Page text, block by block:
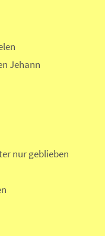
Jehann
nur geblieben